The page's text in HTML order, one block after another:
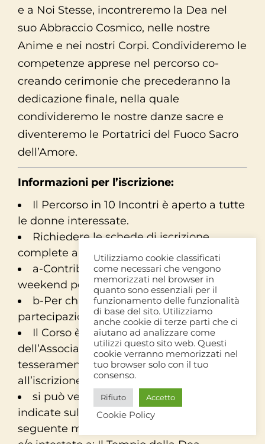
e a Noi Stesse, incontreremo la Dea nel
suo Abbraccio Cosmico, nelle nostre
Anime e nei nostri Corpi. Condivideremo le
competenze apprese nel percorso co-
creando cerimonie che precederanno la
dedicazione finale, nella quale
condivideremo le nostre danze sacre e
diventeremo le Portatrici del Fuoco Sacro
dell’Amore.
Informazioni per l’iscrizione:
Il Percorso in 10 Incontri è aperto a tutte
le donne interessate.
Richiedere le schede di iscrizione
complete a info@tempiodelladea.org
a-Contributo per il percorso di dieci
weekend per le nuove iscritte: 2000,00€
b-Per chi ripete il corso la quota di
partecipazione è di 1440€
Il Corso è destinato alle socie/i
dell’Associazione Il Tempio della Dea
tesseramento annuale Aics 15,00€
all’iscrizione.
si può versare in 6 rate (che saranno
indicate sulla scheda di iscrizione) nella
seguente modalità: bonifico bancario sul
Utilizziamo cookie classificati
come necessari che vengono
memorizzati nel browser in
quanto sono essenziali per il
funzionamento delle funzionalità
di base del sito. Utilizziamo
anche cookie di terze parti che ci
aiutano ad analizzare come
utilizzi questo sito web. Questi
cookie verranno memorizzati nel
tuo browser solo con il tuo
consenso.
Rifiuto Accetto
Cookie Policy